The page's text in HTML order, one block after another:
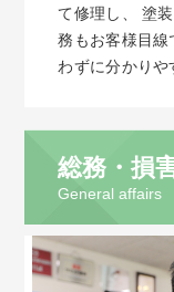
て修理し、 塗
務もお客様目線
わずに分かりや
総務・損
General affairs